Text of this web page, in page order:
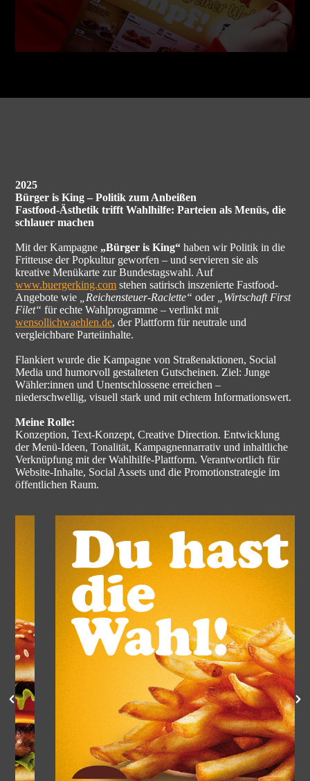
2025
Bürger is King – Politik zum Anbeißen
Fastfood-Ästhetik trifft Wahlhilfe: Parteien als Menüs, die
schlauer machen
Mit der Kampagne „Bürger is King“ haben wir Politik in die
Fritteuse der Popkultur geworfen – und servieren sie als
kreative Menükarte zur Bundestagswahl. Auf
www.buergerking.com stehen satirisch inszenierte Fastfood-
Angebote wie
„Reichensteuer-Raclette“ oder
„Wirtschaft First
Filet“ für echte Wahlprogramme – verlinkt mit
wensollichwaehlen.de, der Plattform für neutrale und
vergleichbare Parteiinhalte.
Flankiert wurde die Kampagne von Straßenaktionen, Social
Media und humorvoll gestalteten Gutscheinen. Ziel: Junge
Wähler:innen und Unentschlossene erreichen –
niederschwellig, visuell stark und mit echtem Informationswert.
Meine Rolle:
Konzeption, Text-Konzept, Creative Direction. Entwicklung
der Menü-Ideen, Tonalität, Kampagnennarrativ und inhaltliche
Verknüpfung mit der Wahlhilfe-Plattform. Verantwortlich für
Website-Inhalte, Social Assets und die Promotionstrategie im
öffentlichen Raum.